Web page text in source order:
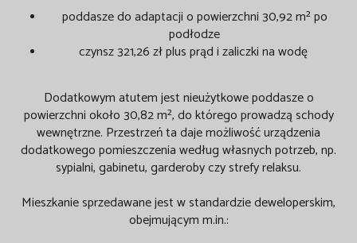
poddasze do adaptacji o powierzchni 30,92m² po
podłodze
czynsz 321,26 zł plus prąd i zaliczki na wodę
Dodatkowym atutem jest nieużytkowe poddasze o
powierzchni około 30,82 m², do którego prowadzą schody
wewnętrzne. Przestrzeń ta daje możliwość urządzenia
dodatkowego pomieszczenia według własnych potrzeb, np.
sypialni, gabinetu, garderoby czy strefy relaksu.
Mieszkanie sprzedawane jest w standardzie deweloperskim,
obejmującym m.in.: